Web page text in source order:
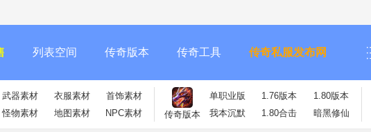
列表空间 传奇版本 传奇工具 传奇私服发布网
武器素材 衣服素材
首饰素材
怪物素材
地图素材 NPC素材 传奇版本
单职业版 1.76版本
1.80版本
我本沉默
1.80合击 暗黑修仙